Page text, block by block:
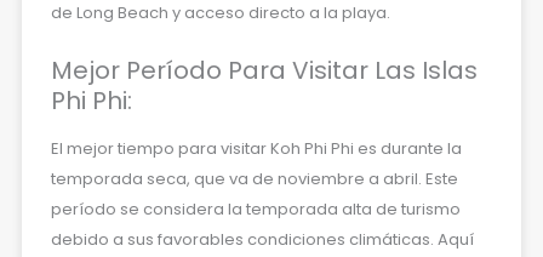
de Long Beach y acceso directo a la playa.
Mejor Período Para Visitar Las Islas
Phi Phi:
El mejor tiempo para visitar Koh Phi Phi es durante la
temporada seca, que va de noviembre a abril. Este
período se considera la temporada alta de turismo
debido a sus favorables condiciones climáticas. Aquí